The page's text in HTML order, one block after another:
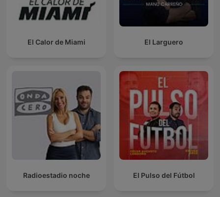
El Calor de Miami El Larguero
Radioestadio noche El Pulso del Fútbol